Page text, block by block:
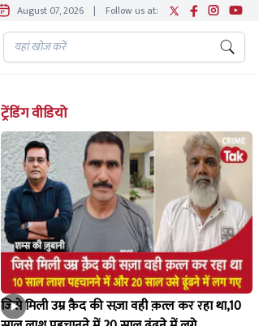
August 07, 2026 | Follow us at:
ट्रेंडिंग वीडियो
जिसे मिली उम्र क़ैद की सज़ा वही क़त्ल कर रहा था,10